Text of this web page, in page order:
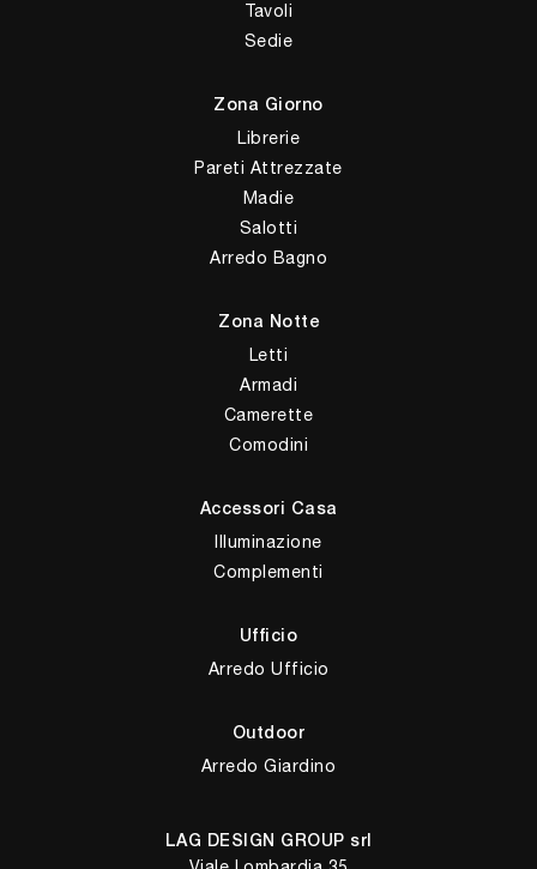
Tavoli
Sedie
Zona Giorno
Librerie
Pareti Attrezzate
Madie
Salotti
Arredo Bagno
Zona Notte
Letti
Armadi
Camerette
Comodini
Accessori Casa
Illuminazione
Complementi
Ufficio
Arredo Ufficio
Outdoor
Arredo Giardino
LAG DESIGN GROUP srl